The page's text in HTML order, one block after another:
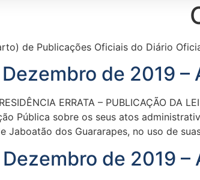
de Publicações Oficiais do Diário
de 2019 –
ERRATA – PUBLICAÇÃO DA
Pública sobre os seus atos
Jaboatão dos Guararapes, no uso de
de 2019 –